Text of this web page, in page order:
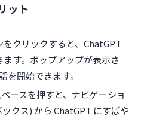
ット
クリックすると、ChatGPT
す。ポップアップが表示さ
を開始できます。
ースを押すと、ナビゲーショ
クス) から ChatGPT にすばや